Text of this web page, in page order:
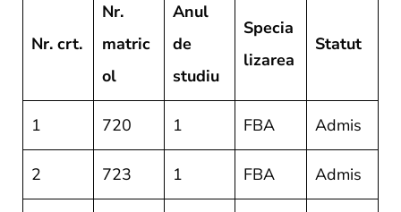
Nr. crt.
Nr.
matric
ol
Anul
de
studiu
Specia
lizarea
Statut
1 720 1 FBA Admis
2 723 1 FBA Admis